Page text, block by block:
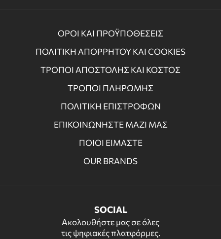
ΟΡΟΙ ΚΑΙ ΠΡΟΫΠΟΘΕΣΕΙΣ
ΠΟΛΙΤΙΚΗ ΑΠΟΡΡΗΤΟΥ ΚΑΙ COOKIES
ΤΡΟΠΟΙ ΑΠΟΣΤΟΛΗΣ ΚΑΙ ΚΟΣΤΟΣ
ΤΡΟΠΟΙ ΠΛΗΡΩΜΗΣ
ΠΟΛΙΤΙΚΗ ΕΠΙΣΤΡΟΦΩΝ
ΕΠΙΚΟΙΝΩΝΗΣΤΕ ΜΑΖΙ ΜΑΣ
ΠΟΙΟΙ ΕΙΜΑΣΤΕ
OUR BRANDS
SOCIAL
Ακολουθήστε μας σε όλες
τις ψηφιακές πλατφόρμες.